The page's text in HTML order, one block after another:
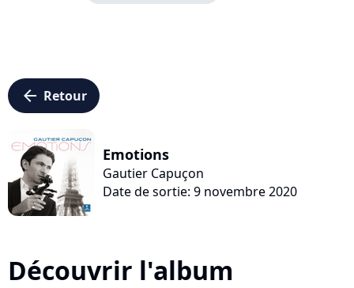
arrow_left Retour
Emotions
Gautier Capuçon
Date de sortie: 9 novembre 2020
Découvrir l'album